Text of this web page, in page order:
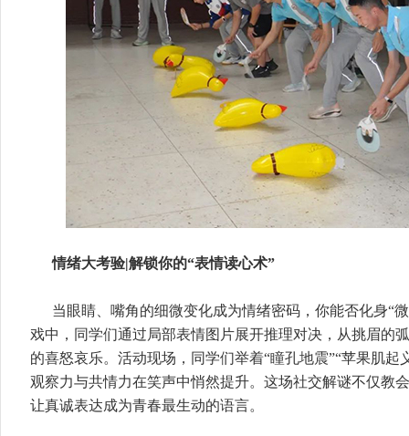
情绪大考验|解锁你的“表情读心术”
当眼睛、嘴角的细微变化成为情绪密码，你能否化身“
戏中，同学们通过局部表情图片展开推理对决，从挑眉的
的喜怒哀乐。活动现场，同学们举着“瞳孔地震”“苹果肌起
观察力与共情力在笑声中悄然提升。这场社交解谜不仅教
让真诚表达成为青春最生动的语言。